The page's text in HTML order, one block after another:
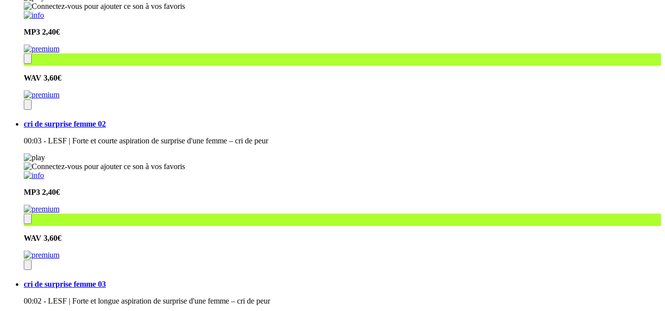
MP3 2,40€
WAV 3,60€
cri de surprise femme 02
00:03 - LESF | Forte et courte aspiration de surprise d'une femme – cri de peur
MP3 2,40€
WAV 3,60€
cri de surprise femme 03
00:02 - LESF | Forte et longue aspiration de surprise d'une femme – cri de peur